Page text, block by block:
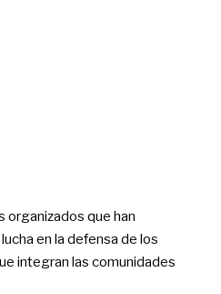
organizados que han
en la defensa de los
integran las comunidades